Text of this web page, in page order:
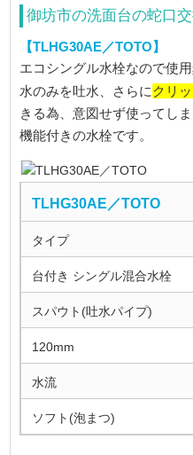
御坊市の洗面台の蛇口
【TLHG30AE／TOTO】
エコシングル水栓なので使
水のみを吐水、さらにクリ
きる為、意図せず使ってし
機能付きの水栓です。
TLHG30AE／TOTO
タイプ
台付き シングル混合水栓
スパウト(吐水パイプ)
120mm
水流
ソフト(泡まつ)